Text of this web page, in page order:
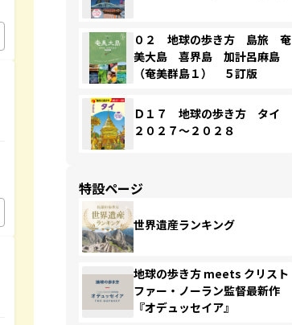
０２ 地球の歩き方 島旅 奄
美大島 喜界島 加計呂麻島
（奄美群島１） ５訂版
Ｄ１７ 地球の歩き方 タイ
２０２７～２０２８
特設ページ
世界遺産ランキング
地球の歩き方 meets クリスト
ファー・ノーラン監督最新作
『オデュッセイア』